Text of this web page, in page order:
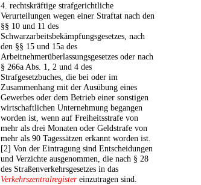
4. rechtskräftige strafgerichtliche
Verurteilungen wegen einer Straftat nach den
§§ 10 und 11 des
Schwarzarbeitsbekämpfungsgesetzes, nach
den §§ 15 und 15a des
Arbeitnehmerüberlassungsgesetzes oder nach
§ 266a Abs. 1, 2 und 4 des
Strafgesetzbuches, die bei oder im
Zusammenhang mit der Ausübung eines
Gewerbes oder dem Betrieb einer sonstigen
wirtschaftlichen Unternehmung begangen
worden ist, wenn auf Freiheitsstrafe von
mehr als drei Monaten oder Geldstrafe von
mehr als 90 Tagessätzen erkannt worden ist.
[2] Von der Eintragung sind Entscheidungen
und Verzichte ausgenommen, die nach § 28
des Straßenverkehrsgesetzes in das
Verkehrszentralregistereinzutragen sind.